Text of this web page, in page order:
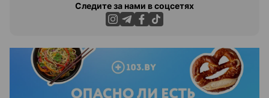
Следите за нами в соцсетях